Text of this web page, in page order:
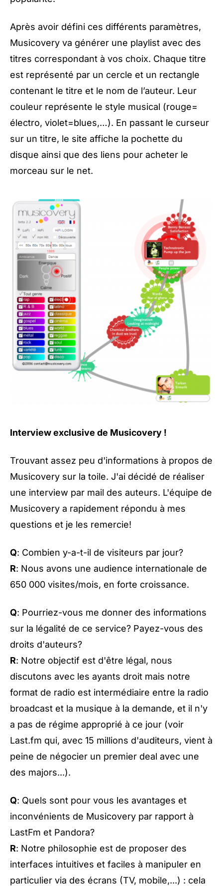
Après avoir défini ces différents paramètres,
Musicovery va générer une playlist avec des
titres correspondant à vos choix. Chaque titre
est représenté par un cercle et un rectangle
contenant le titre et le nom de l’auteur. Leur
couleur représente le style musical (rouge=
électro, violet=blues,…). En passant le curseur
sur un titre, le site affiche la pochette du
disque ainsi que des liens pour acheter le
morceau sur le net.
Interview exclusive de Musicovery !
Trouvant assez peu d'informations à propos de
Musicovery sur la toile. J'ai décidé de réaliser
une interview par mail des auteurs. L'équipe de
Musicovery a rapidement répondu à mes
questions et je les remercie!
Q: Combien y-a-t-il de visiteurs par jour?
R: Nous avons une audience internationale de
650 000 visites/mois, en forte croissance.
Q: Pourriez-vous me donner des informations
sur la légalité de ce service? Payez-vous des
droits d'auteurs?
R: Notre objectif est d'être légal, nous
discutons avec les ayants droit mais notre
format de radio est intermédiaire entre la radio
broadcast et la musique à la demande, et il n'y
a pas de régime approprié à ce jour (voir
Last.fm qui, avec 15 millions d'auditeurs, vient à
peine de négocier un premier deal avec une
des majors...).
Q: Quels sont pour vous les avantages et
inconvénients de Musicovery par rapport à
LastFm et Pandora?
R: Notre philosophie est de proposer des
interfaces intuitives et faciles à manipuler en
particulier via des écrans (TV, mobile,...) : cela